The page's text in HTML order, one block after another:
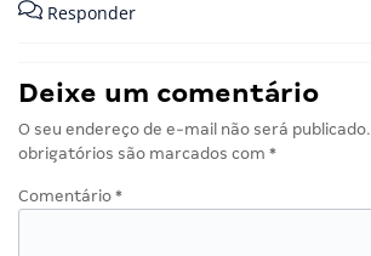
Responder
Deixe um comentário
O seu endereço de e-mail não será publicado.
obrigatórios são marcados com *
Comentário *